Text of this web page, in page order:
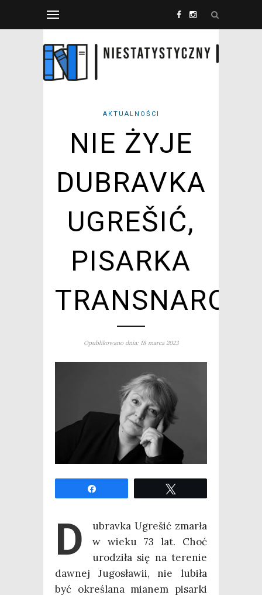
AKTUALNOŚCI
NIE ŻYJE
DUBRAVKA
UGREŠIĆ,
PISARKA
Opublikowano dnia: 18 marca 2023
D
ubra­vka Ugre­šić zmar­ła
w wie­ku 73 lat. Choć
uro­dzi­ła się na tere­nie
daw­nej Jugo­sła­wii, nie lubi­ła
być okre­śla­na mia­nem pisar­ki